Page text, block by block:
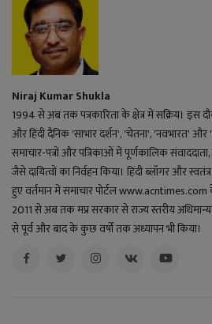
Niraj Kumar Shukla
1994 से अब तक पत्रकारिता के क्षेत्र में सक्रिय। इस
और हिंदी दैनिक 'साभार दर्शन', 'चेतना', 'नवभारत' और
समाचार-पत्रों और पत्रिकाओं में पूर्णकालिक
जैसे दायित्वों का निर्वहन किया। हिंदी ब्लॉगर और
हुए वर्तमान में समाचार पोर्टल
2011 से अब तक मप्र सरकार से राज्य स्तरीय
से पूर्व और बाद के कुछ वर्षों तक अध्यापन भी किया।